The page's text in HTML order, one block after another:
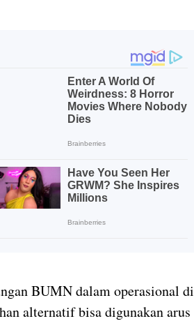
BUMN dalam operasional di
alternatif bisa digunakan arus